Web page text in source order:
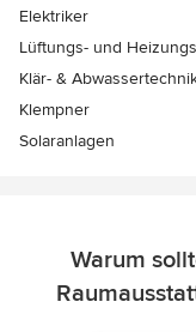
Elektriker
Lüftungs- und
Klär- &
Klempner
Solaranlagen
Warum